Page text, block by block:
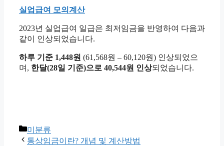
실업급여 모의계산
2023년 실업급여 일급은 최저임금을 반영하여 다음과
같이 인상되었습니다.
하루 기준 1,448원 (61,568원 – 60,120원) 인상되었으
며, 한달(28일 기준)으로 40,544원 인상되었습니다.
Categories
미분류
통상임금이란? 개념 및 계산방법